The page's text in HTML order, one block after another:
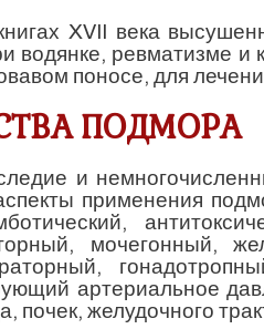
XVII века
водянке, ревматизме
поносе, для
ПОДМОРА
и
применения
мочегонный,
артериальное
почек, желудочного